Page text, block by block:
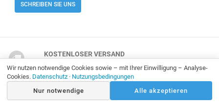
SCHREIBEN SIE UNS
KOSTENLOSER VERSAND
Kostenloser Versand für alle Bestellungen weltweit.
100 % ZUFRIEDENHEITSGARANTIE
30-Tage-Geld-Zurück-Garantie.
Wir nutzen notwendige Cookies sowie – mit Ihrer Einwilligung – Analyse-
Cookies. Datenschutz · Nutzungsbedingungen
Nur notwendige
Alle akzeptieren